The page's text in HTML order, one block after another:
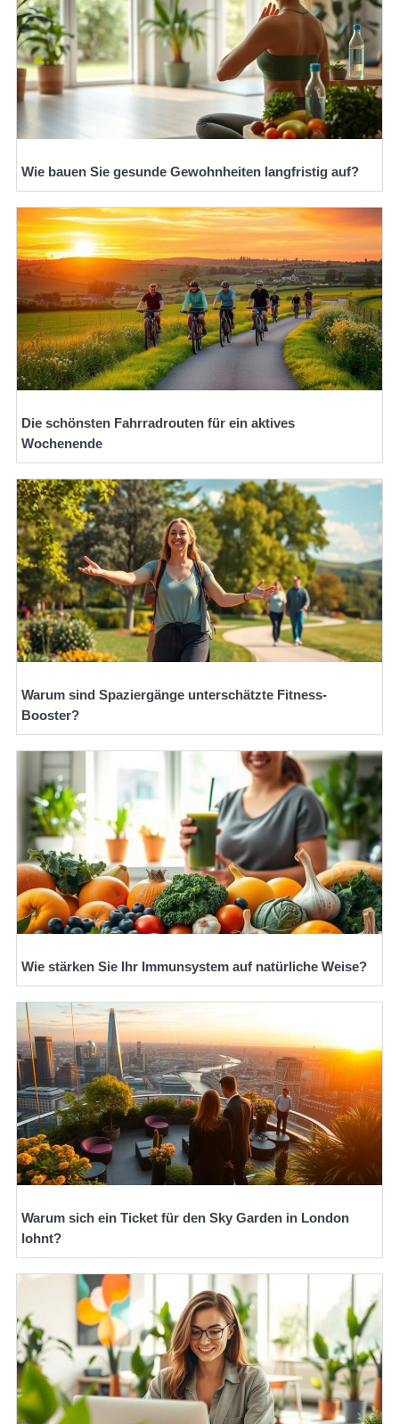
Wie bauen Sie gesunde Gewohnheiten langfristig auf?
Die schönsten Fahrradrouten für ein aktives
Wochenende
Warum sind Spaziergänge unterschätzte Fitness-
Booster?
Wie stärken Sie Ihr Immunsystem auf natürliche Weise?
Warum sich ein Ticket für den Sky Garden in London
lohnt?